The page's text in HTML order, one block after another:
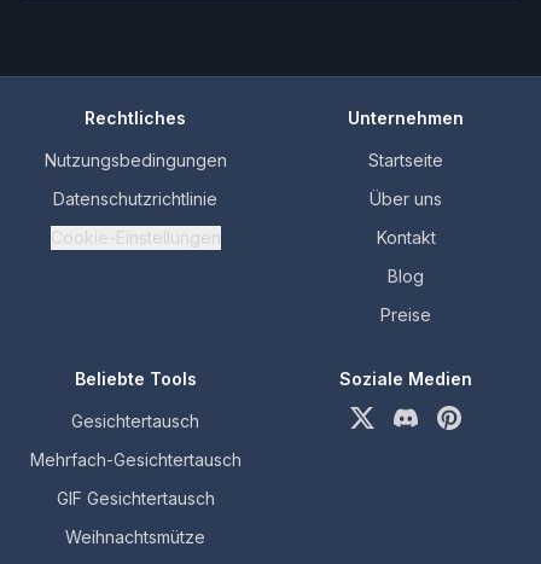
Rechtliches
Nutzungsbedingungen
Datenschutzrichtlinie
Cookie-Einstellungen
Unternehmen
Startseite
Über uns
Kontakt
Blog
Preise
Beliebte Tools
Gesichtertausch
Mehrfach-Gesichtertausch
GIF Gesichtertausch
Weihnachtsmütze
Soziale Medien